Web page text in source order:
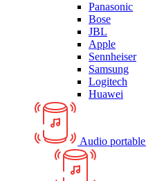
Panasonic
Bose
JBL
Apple
Sennheiser
Samsung
Logitech
Huawei
Audio portable